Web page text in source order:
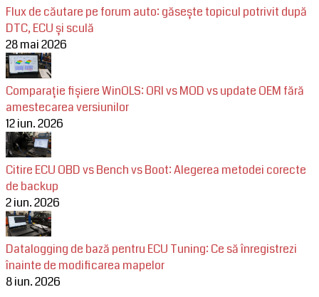
Flux de căutare pe forum auto: găsește topicul potrivit după
DTC, ECU și sculă
28 mai 2026
Comparație fișiere WinOLS: ORI vs MOD vs update OEM fără
amestecarea versiunilor
12 iun. 2026
Citire ECU OBD vs Bench vs Boot: Alegerea metodei corecte
de backup
2 iun. 2026
Datalogging de bază pentru ECU Tuning: Ce să înregistrezi
înainte de modificarea mapelor
8 iun. 2026